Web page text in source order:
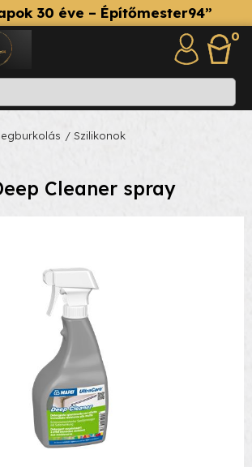
30 éve – Építőmester94”
0
/ Szilikonok
Cleaner spray